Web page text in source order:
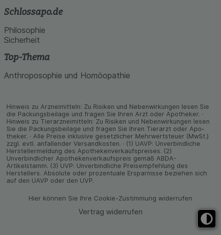
Schlossapo.de
Philosophie
Sicherheit
Top-Thema
Anthroposophie und Homöopathie
Hinweis zu Arzneimitteln: Zu Risiken und Neben­wirkungen lesen Sie
die Packungs­beilage und fragen Sie Ihren Arzt oder Apo­theker. ·
Hinweis zu Tier­arz­nei­mitteln: Zu Risiken und Neben­wirkungen lesen
Sie die Packungs­beilage und fragen Sie Ihren Tier­arzt oder Apo­
theker. · Alle Preise inklusive gesetz­licher Mehrwertsteuer (MwSt.)
zzgl. evtl. anfallender Versand­kosten. · (1) UAVP: Unverbindliche
Herstellermeldung des Apothekenverkaufspreises. (2)
Unverbindlicher Apothekenverkaufspreis gemäß ABDA-
Artikelstamm. (3) UVP: Unverbindliche Preisempfehlung des
Herstellers. Absolute oder prozentuale Ersparnisse beziehen sich
auf den UAVP oder den UVP.
Hier können Sie Ihre Cookie-Zustimmung widerrufen
Vertrag widerrufen